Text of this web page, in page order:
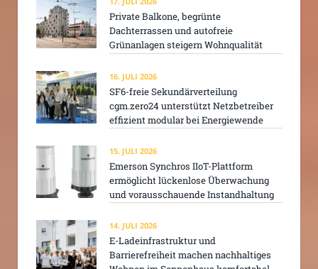
Private Balkone, begrünte
Dachterrassen und autofreie
Grünanlagen steigern Wohnqualität
16. JULI 2026
SF6-freie Sekundärverteilung
cgm.zero24 unterstützt Netzbetreiber
effizient modular bei Energiewende
15. JULI 2026
Emerson Synchros IIoT-Plattform
ermöglicht lückenlose Überwachung
und vorausschauende Instandhaltung
14. JULI 2026
E-Ladeinfrastruktur und
Barrierefreiheit machen nachhaltiges